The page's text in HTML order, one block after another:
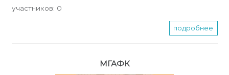
участников: 0
подробнее
МГАФК